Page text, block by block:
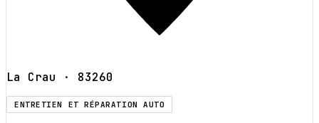
La Crau · 83260
ENTRETIEN ET RÉPARATION AUTO